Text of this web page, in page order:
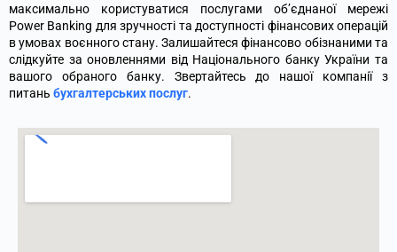
максимально користуватися послугами об’єднаної мережі
Power Banking для зручності та доступності фінансових операцій
в умовах воєнного стану. Залишайтеся фінансово обізнаними та
слідкуйте за оновленнями від Національного банку України та
вашого обраного банку. Звертайтесь до нашої компанії з
питань бухгалтерських послуг.